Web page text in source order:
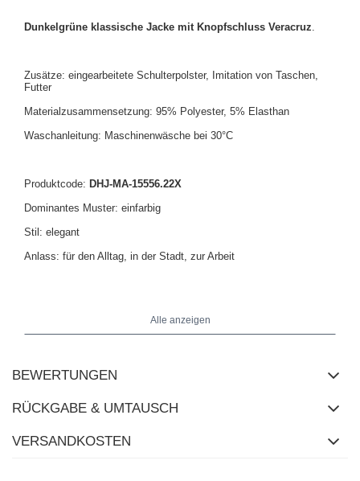
Dunkelgrüne klassische Jacke mit Knopfschluss Veracruz.
Zusätze: eingearbeitete Schulterpolster, Imitation von Taschen,
Futter
Materialzusammensetzung: 95% Polyester, 5% Elasthan
Waschanleitung: Maschinenwäsche bei 30°C
Produktcode: DHJ-MA-15556.22X
Dominantes Muster: einfarbig
Stil: elegant
Anlass: für den Alltag, in der Stadt, zur Arbeit
84 cm, Taille 61 cm, Hüfte 91 cm.
Achseln - 50 cm, Ärmellänge - 56 cm, Gesamtlänge - 71 cm.
Alle anzeigen
BEWERTUNGEN
RÜCKGABE & UMTAUSCH
VERSANDKOSTEN